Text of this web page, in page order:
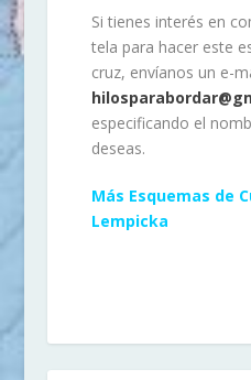
Si tienes interés en
tela para hacer este
cruz, envíanos un e-
especificando el
deseas.
Más Esquemas de
Lempicka